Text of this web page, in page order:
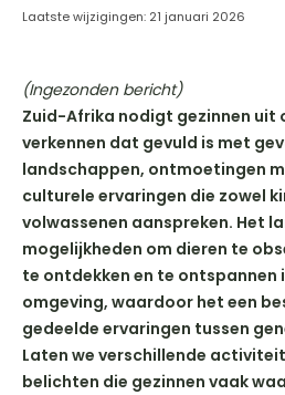
Laatste wijzigingen: 21 januari 2026
(Ingezonden bericht)
Zuid-Afrika nodigt gezinnen uit
verkennen dat gevuld is met
landschappen, ontmoetingen
culturele ervaringen die zowel
volwassenen aanspreken. Het
mogelijkheden om dieren te
te ontdekken en te ontspannen
omgeving, waardoor het een
gedeelde ervaringen tussen
Laten we verschillende
belichten die gezinnen vaak